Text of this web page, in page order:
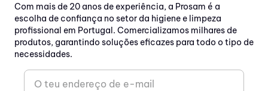
Com mais de 20 anos de experiência, a Prosam é a
escolha de confiança no setor da higiene e limpeza
profissional em Portugal. Comercializamos milhares de
produtos, garantindo soluções eficazes para todo o tipo de
necessidades.